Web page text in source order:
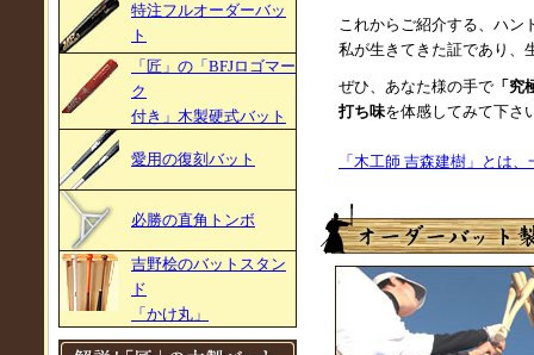
特注フルオーダーバッ
ト
「匠」の「BFJロゴマー
ク
付き」木製硬式バット
愛用の復刻バット
必勝の直角トンボ
吉野桧のバットスタン
ド
「かけ丸」
これからご紹介する、ハン
私が生きてきた証であり、
ぜひ、あなた様の手で 「
打ち味を体感してみて下さ
「木工師 吉森建樹」とは